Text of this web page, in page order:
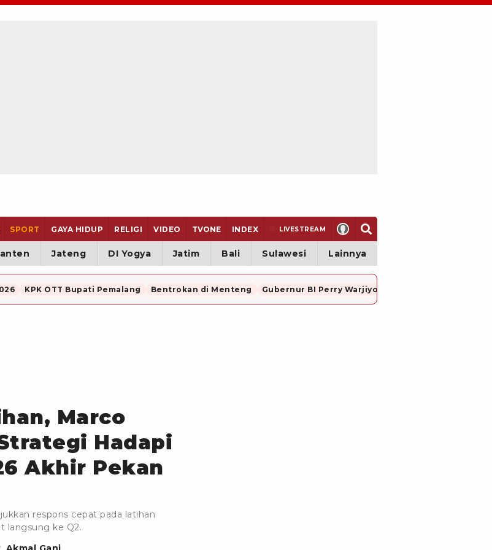
SPORT GAYA HIDUP RELIGI VIDEO TVONE INDEX LIVESTREAM
Jateng DI Yogya Jatim Bali Sulawesi Lainnya
KPK OTT Bupati Pemalang Bentrokan di Menteng Gubernur BI Perry Warjiyo Mundur
Marco
Hadapi
Akhir Pekan
respons cepat pada latihan
langsung ke Q2.